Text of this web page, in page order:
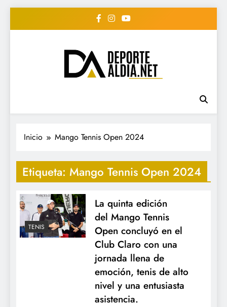
• DEPORTE AL DIA •
"Periodico Deportivo
Digital"
#deportealdiard #deportealdiaperiodico
Inicio Mango Tennis Open 2024
Etiqueta: Mango Tennis Open 2024
TENIS
La quinta edición
del Mango Tennis
Open concluyó en el
Club Claro con una
jornada llena de
emoción, tenis de alto
nivel y una entusiasta
asistencia.